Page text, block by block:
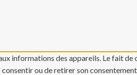
informations des appareils. Le fait de
ou de retirer son